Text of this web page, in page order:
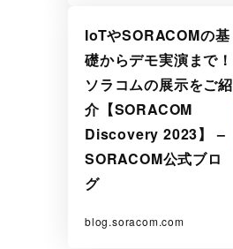
IoTやSORACOMの基
礎からデモ実演まで！
ソラコムの展示をご紹
介【SORACOM
Discovery 2023】 –
SORACOM公式ブロ
グ
blog.soracom.com